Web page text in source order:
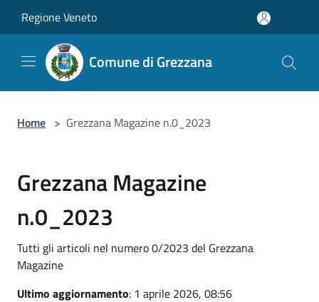
Regione Veneto
Comune di Grezzana
Home > Grezzana Magazine n.0_2023
Grezzana Magazine
n.0_2023
Tutti gli articoli nel numero 0/2023 del Grezzana
Magazine
Ultimo aggiornamento: 1 aprile 2026, 08:56